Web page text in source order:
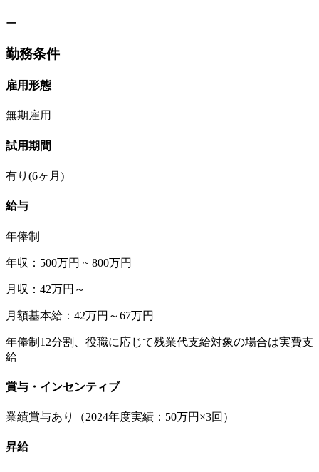
ー
勤務条件
雇用形態
無期雇用
試用期間
有り(6ヶ月)
給与
年俸制
年収：500万円 ~ 800万円
月収：42万円～
月額基本給：42万円～67万円
年俸制12分割、役職に応じて残業代支給対象の場合は実費支
給
賞与・インセンティブ
業績賞与あり（2024年度実績：50万円×3回）
昇給